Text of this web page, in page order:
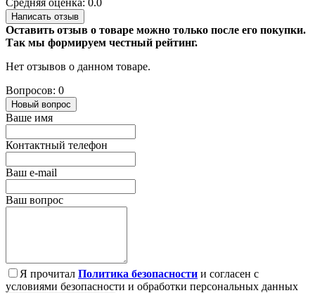
Написать отзыв
Оставить отзыв о товаре можно только после его покупки.
Так мы формируем честный рейтинг.
Нет отзывов о данном товаре.
Вопросов: 0
Новый вопрос
Ваше имя
Контактный телефон
Ваш e-mail
Ваш вопрос
Я прочитал Политика безопасности и согласен с
условиями безопасности и обработки персональных данных